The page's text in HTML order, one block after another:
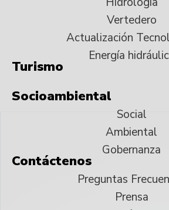
Vertedero
Actualización
Energía
Turismo
Socioambiental
Social
Ambiental
Gobernanza
Contáctenos
Preguntas
Prensa